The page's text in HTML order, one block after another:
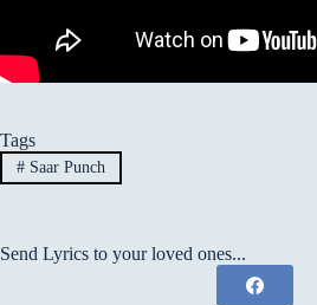
Tags
#Saar Punch
Send Lyrics to your loved ones...